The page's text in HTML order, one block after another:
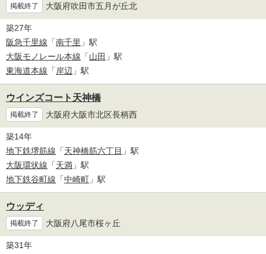
掲載終了 大阪府吹田市五月が丘北
築27年
阪急千里線 「南千里 」駅
大阪モノレール本線 「山田 」駅
東海道本線 「 岸辺 」駅
ウインズコート天神橋
掲載終了 大阪府大阪市北区長柄西
築14年
地下鉄堺筋線 「天神橋筋六丁目 」駅
大阪環状線 「天満 」駅
地下鉄谷町線 「中崎町 」駅
ウッディ
掲載終了 大阪府八尾市桜ヶ丘
築31年